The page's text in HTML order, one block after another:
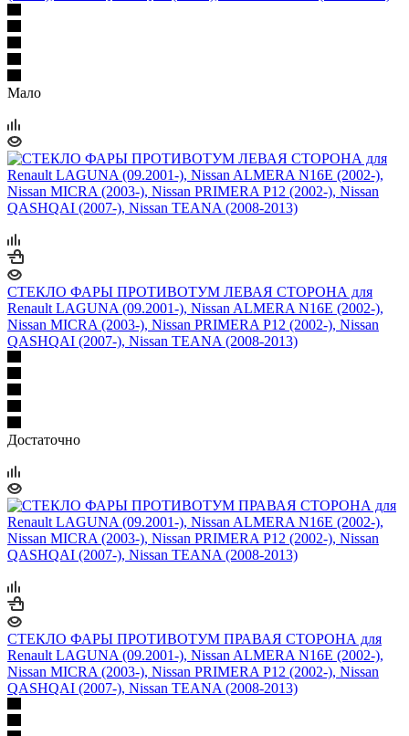
Мало
СТЕКЛО ФАРЫ ПРОТИВОТУМ ЛЕВАЯ СТОРОНА для
Renault LAGUNA (09.2001-), Nissan ALMERA N16E (2002-),
Nissan MICRA (2003-), Nissan PRIMERA P12 (2002-), Nissan
QASHQAI (2007-), Nissan TEANA (2008-2013)
Достаточно
СТЕКЛО ФАРЫ ПРОТИВОТУМ ПРАВАЯ СТОРОНА для
Renault LAGUNA (09.2001-), Nissan ALMERA N16E (2002-),
Nissan MICRA (2003-), Nissan PRIMERA P12 (2002-), Nissan
QASHQAI (2007-), Nissan TEANA (2008-2013)